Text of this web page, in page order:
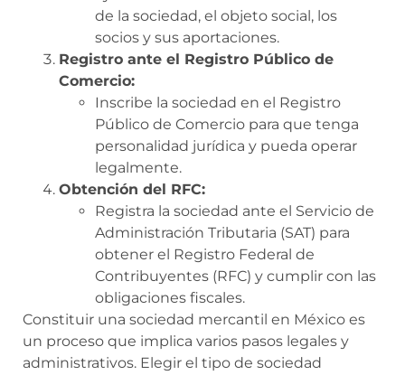
de la sociedad, el objeto social, los
socios y sus aportaciones.
Registro ante el Registro Público de
Comercio:
Inscribe la sociedad en el Registro
Público de Comercio para que tenga
personalidad jurídica y pueda operar
legalmente.
Obtención del RFC:
Registra la sociedad ante el Servicio de
Administración Tributaria (SAT) para
obtener el Registro Federal de
Contribuyentes (RFC) y cumplir con las
obligaciones fiscales.
Constituir una sociedad mercantil en México es
un proceso que implica varios pasos legales y
administrativos. Elegir el tipo de sociedad